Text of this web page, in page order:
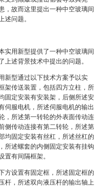
，故而这里提出一种中空玻璃间
述问题。
实用新型提供了一种中空玻璃间
上述背景技术中提出的问题。
新型通过以下技术方案予以实
架传送装置，包括四方立柱，所
固定安装有安装架，后侧所述安
伺服电机，所述伺服电机的输出
，所述第一转轮的外表面传动连
侧传动连接有第二转轮，所述第
均固定安装有丝杠，所述丝杠的
所述螺套的内侧固定安装有挂钩
置有间隔框架。
方设置有固定框，所述固定框的
杆，所述双向液压杆的输出轴上